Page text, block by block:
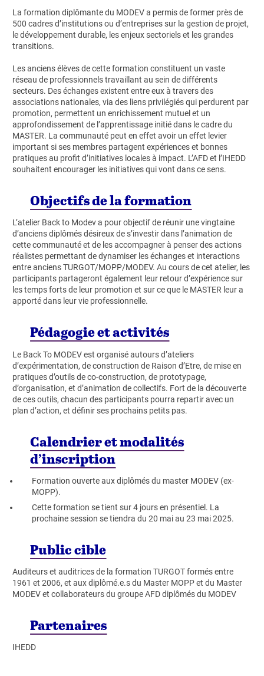
La formation diplômante du MODEV a permis de former près de
500 cadres d’institutions ou d’entreprises sur la gestion de projet,
le développement durable, les enjeux sectoriels et les grandes
transitions.
Les anciens élèves de cette formation constituent un vaste
réseau de professionnels travaillant au sein de différents
secteurs. Des échanges existent entre eux à travers des
associations nationales, via des liens privilégiés qui perdurent par
promotion, permettent un enrichissement mutuel et un
approfondissement de l’apprentissage initié dans le cadre du
MASTER. La communauté peut en effet avoir un effet levier
important si ses membres partagent expériences et bonnes
pratiques au profit d’initiatives locales à impact. L’AFD et l’IHEDD
souhaitent encourager les initiatives qui vont dans ce sens.
Objectifs de la formation
L’atelier Back to Modev a pour objectif de réunir une vingtaine
d’anciens diplômés désireux de s’investir dans l’animation de
cette communauté et de les accompagner à penser des actions
réalistes permettant de dynamiser les échanges et interactions
entre anciens TURGOT/MOPP/MODEV. Au cours de cet atelier, les
participants partageront également leur retour d’expérience sur
les temps forts de leur promotion et sur ce que le MASTER leur a
apporté dans leur vie professionnelle.
Pédagogie et activités
Le Back To MODEV est organisé autours d’ateliers
d’expérimentation, de construction de Raison d’Etre, de mise en
pratiques d’outils de co-construction, de prototypage,
d’organisation, et d’animation de collectifs. Fort de la découverte
de ces outils, chacun des participants pourra repartir avec un
plan d’action, et définir ses prochains petits pas.
Calendrier et modalités
d’inscription
Formation ouverte aux diplômés du master MODEV (ex-
MOPP).
Cette formation se tient sur 4 jours en présentiel. La
prochaine session se tiendra du 20 mai au 23 mai 2025.
Public cible
Auditeurs et auditrices de la formation TURGOT formés entre
1961 et 2006, et aux diplômé.e.s du Master MOPP et du Master
MODEV et collaborateurs du groupe AFD diplômés du MODEV
Partenaires
IHEDD